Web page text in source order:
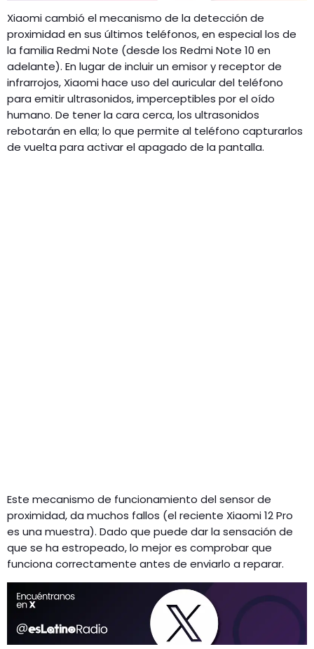
Xiaomi cambió el mecanismo de la detección de
proximidad en sus últimos teléfonos, en especial los de
la familia Redmi Note (desde los Redmi Note 10 en
adelante). En lugar de incluir un emisor y receptor de
infrarrojos, Xiaomi hace uso del auricular del teléfono
para emitir ultrasonidos, imperceptibles por el oído
humano. De tener la cara cerca, los ultrasonidos
rebotarán en ella; lo que permite al teléfono capturarlos
de vuelta para activar el apagado de la pantalla.
Este mecanismo de funcionamiento del sensor de
proximidad, da muchos fallos (el reciente Xiaomi 12 Pro
es una muestra). Dado que puede dar la sensación de
que se ha estropeado, lo mejor es comprobar que
funciona correctamente antes de enviarlo a reparar.